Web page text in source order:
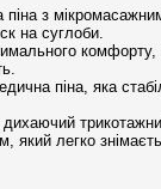
з
на суглоби.
комфорту,
піна, яка
який легко